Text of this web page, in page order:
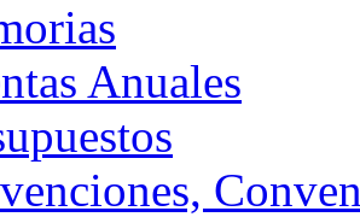
Anuales